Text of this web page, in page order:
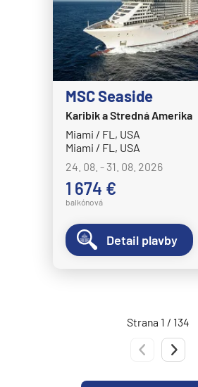
Norwegian Breakaway
Norwegian Dawn
Norwegian Encore
Norwegian Epic
Norwegian Escape
Norwegian Gem
Norwegian Getaway
Norwegian Jade
Norwegian Jewel
Norwegian Joy
Norwegian Luna
Norwegian Sky
Norwegian Spirit
MSC Seaside
Karibik a Stredná Amerika
Miami / FL, USA
Miami / FL, USA
24. 08. - 31. 08. 2026
1 674 €
balkónová
Detail plavby
Strana 1 / 134